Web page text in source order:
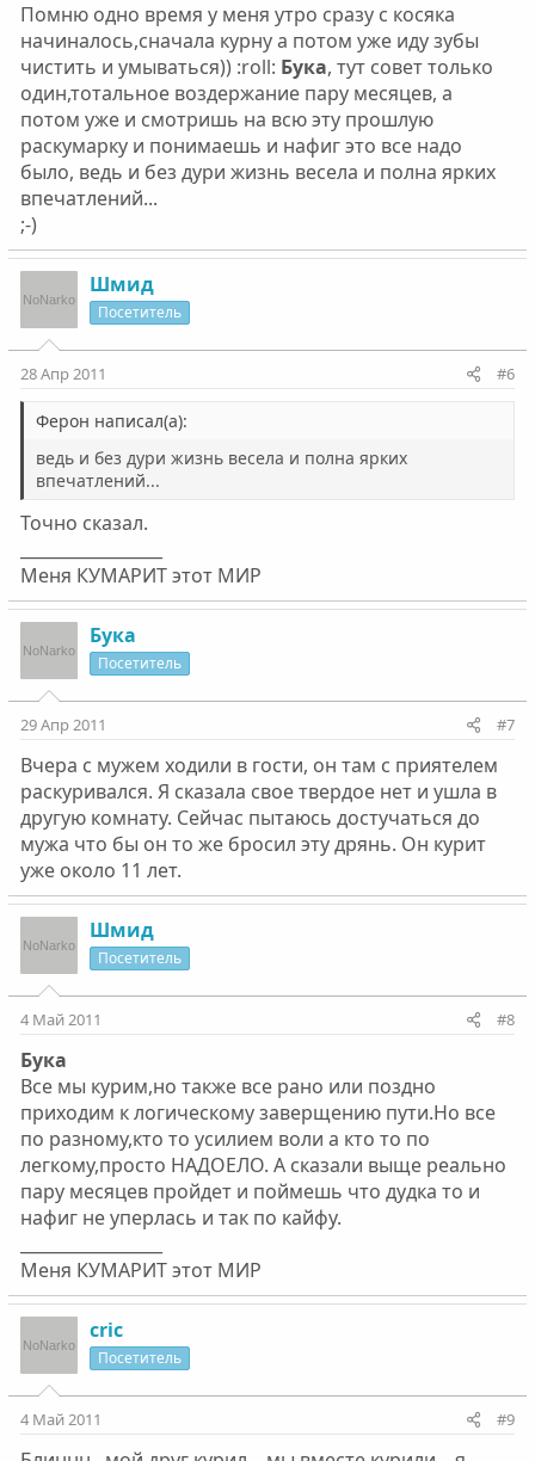
Помню одно время у меня утро сразу с косяка
начиналось,сначала курну а потом уже иду зубы
чистить и умываться)) :roll: Бука, тут совет только
один,тотальное воздержание пару месяцев, а
потом уже и смотришь на всю эту прошлую
раскумарку и понимаешь и нафиг это все надо
было, ведь и без дури жизнь весела и полна ярких
впечатлений...
;-)
Шмид
Посетитель
28 Апр 2011 #6
Ферон написал(а):
ведь и без дури жизнь весела и полна ярких
впечатлений...
Точно сказал.
Меня КУМАРИТ этот МИР
Бука
Посетитель
29 Апр 2011 #7
Вчера с мужем ходили в гости, он там с приятелем
раскуривался. Я сказала свое твердое нет и ушла в
другую комнату. Сейчас пытаюсь достучаться до
мужа что бы он то же бросил эту дрянь. Он курит
уже около 11 лет.
Шмид
Посетитель
4 Май 2011 #8
Бука
Все мы курим,но также все рано или поздно
приходим к логическому заверщению пути.Но все
по разному,кто то усилием воли а кто то по
легкому,просто НАДОЕЛО. А сказали выще реально
пару месяцев пройдет и поймешь что дудка то и
нафиг не уперлась и так по кайфу.
Меня КУМАРИТ этот МИР
cric
Посетитель
4 Май 2011 #9